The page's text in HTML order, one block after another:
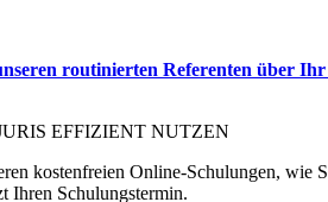
routinierten Referenten über
EFFIZIENT NUTZEN
kostenfreien Online-Schulungen, wie
Ihren Schulungstermin.